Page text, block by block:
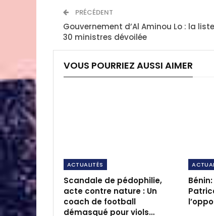
PRÉCÉDENT
Gouvernement d’Al Aminou Lo : la
30 ministres dévoilée
VOUS POURRIEZ AUSSI AIMER
ACTUALITÉS
Scandale de pédophilie,
acte contre nature : Un
coach de football
démasqué pour viols…